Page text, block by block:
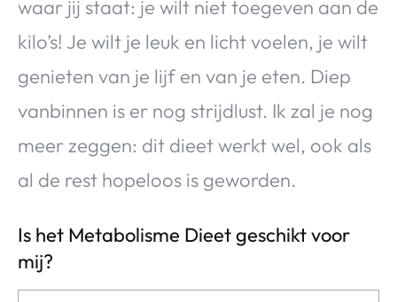
waar jij staat: je wilt niet toegeven aan de
kilo’s! Je wilt je leuk en licht voelen, je wilt
genieten van je lijf en van je eten. Diep
vanbinnen is er nog strijdlust. Ik zal je nog
meer zeggen: dit dieet werkt wel, ook als
al de rest hopeloos is geworden.
Is het Metabolisme Dieet geschikt voor
mij?